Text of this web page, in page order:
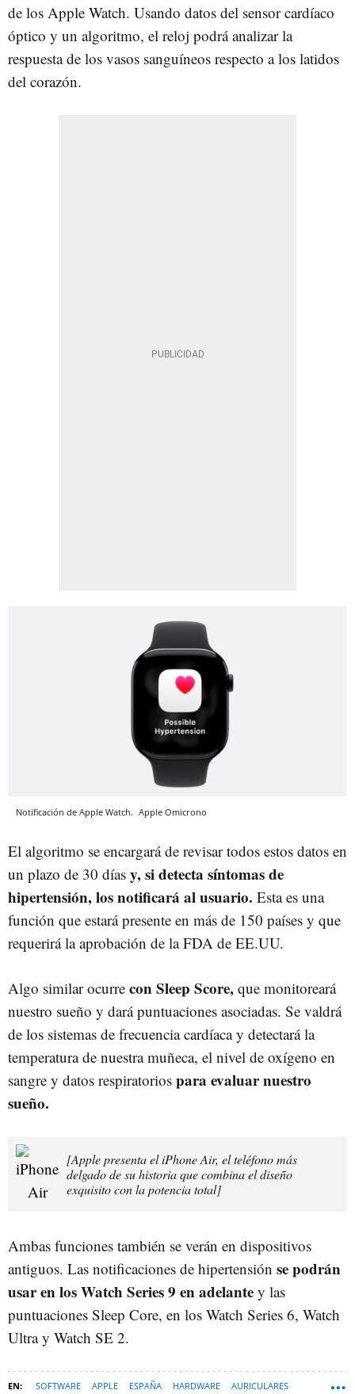
de los Apple Watch. Usando datos del sensor cardíaco
óptico y un algoritmo, el reloj podrá analizar la
respuesta de los vasos sanguíneos respecto a los latidos
del corazón.
Notificación de Apple Watch. Apple Omicrono
El algoritmo se encargará de revisar todos estos datos en
un plazo de 30 días y, si detecta síntomas de
hipertensión, los notificará al usuario. Esta es una
función que estará presente en más de 150 países y que
requerirá la aprobación de la FDA de EE.UU.
Algo similar ocurre con Sleep Score, que monitoreará
nuestro sueño y dará puntuaciones asociadas. Se valdrá
de los sistemas de frecuencia cardíaca y detectará la
temperatura de nuestra muñeca, el nivel de oxígeno en
sangre y datos respiratorios para evaluar nuestro
sueño.
[Apple presenta el iPhone Air, el teléfono más
delgado de su historia que combina el diseño
exquisito con la potencia total]
Ambas funciones también se verán en dispositivos
antiguos. Las notificaciones de hipertensión se podrán
usar en los Watch Series 9 en adelante y las
puntuaciones Sleep Core, en los Watch Series 6, Watch
Ultra y Watch SE 2.
SOFTWARE APPLE ESPAÑA HARDWARE AURICULARES